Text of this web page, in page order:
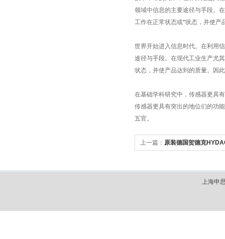
领域中信息的主要途径与手段。
工作在正常状态或*状态，并使产
世界开始进入信息时代。在利用
途径与手段。在现代工业生产尤
状态，并使产品达到的质量。因
在基础学科研究中，传感器更具
传感器更具有突出的地位们的功
五官。
上一篇： 原装德国贺德克
上海申